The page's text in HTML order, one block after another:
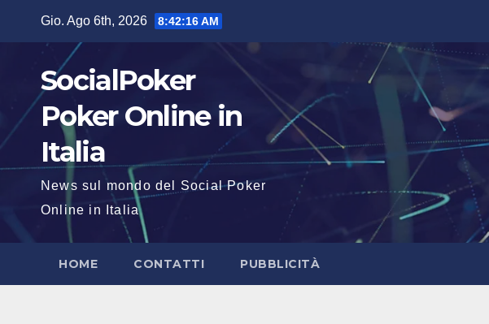
Gio. Ago 6th, 2026 8:42:17 AM
SocialPoker
Poker Online in
Italia
News sul mondo del Social Poker
Online in Italia
HOME CONTATTI PUBBLICITÀ